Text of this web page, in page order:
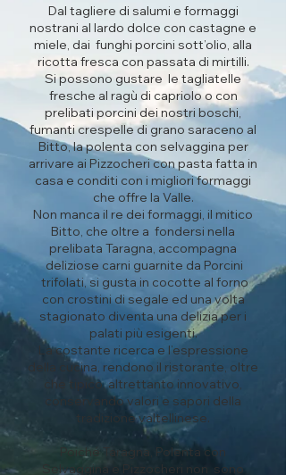
Dal tagliere di salumi e formaggi
nostrani al lardo dolce con castagne e
miele, dai funghi porcini sott’olio, alla
ricotta fresca con passata di mirtilli.
Si possono gustare le tagliatelle
fresche al ragù di capriolo o con
prelibati porcini dei nostri boschi,
fumanti crespelle di grano saraceno al
Bitto, la polenta con selvaggina per
arrivare ai Pizzocheri con pasta fatta in
casa e conditi con i migliori formaggi
che offre la Valle.
Non manca il re dei formaggi, il mitico
Bitto, che oltre a fondersi nella
prelibata Taragna, accompagna
deliziose carni guarnite da Porcini
trifolati, si gusta in cocotte al forno
con crostini di segale ed una volta
stagionato diventa una delizia per i
palati più esigenti.
La costante ricerca e l’espressione
della cucina, rendono il ristorante, oltre
che tipico, altrettanto innovativo,
conservando valori e sapori della
tradizione valtellinese.
Poiché Taragna, Polenta con
Selvaggina e Pizzocheri non sono